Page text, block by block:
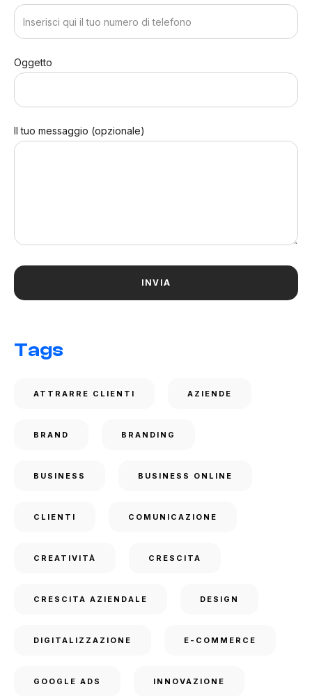
Oggetto
Il tuo messaggio (opzionale)
Tags
ATTRARRE CLIENTI AZIENDE
BRAND BRANDING
BUSINESS BUSINESS ONLINE
CLIENTI COMUNICAZIONE
CREATIVITÀ CRESCITA
CRESCITA AZIENDALE DESIGN
DIGITALIZZAZIONE E-COMMERCE
GOOGLE ADS INNOVAZIONE